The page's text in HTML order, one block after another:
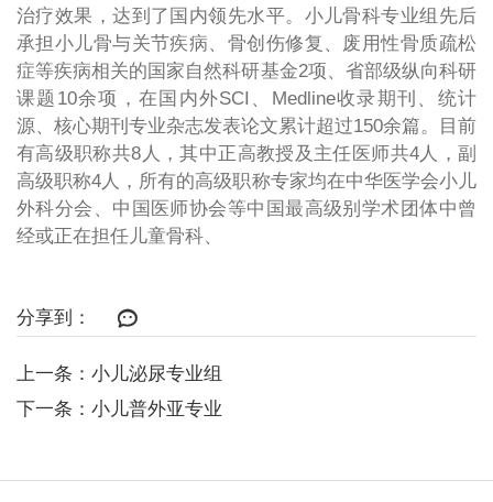
治疗效果，达到了国内领先水平。小儿骨科专业组先后
承担小儿骨与关节疾病、骨创伤修复、废用性骨质疏松
症等疾病相关的国家自然科研基金2项、省部级纵向科研
课题10余项，在国内外SCI、Medline收录期刊、统计
源、核心期刊专业杂志发表论文累计超过150余篇。目前
有高级职称共8人，其中正高教授及主任医师共4人，副
高级职称4人，所有的高级职称专家均在中华医学会小儿
外科分会、中国医师协会等中国最高级别学术团体中曾
经或正在担任儿童骨科、
分享到：
上一条：小儿泌尿专业组
下一条：小儿普外亚专业